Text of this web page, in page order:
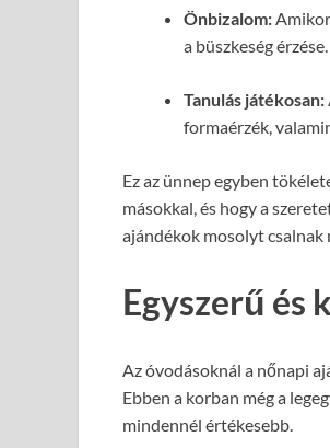
Önbizalom:
a büszkeség érzése.
Tanulás játékosan:
formaérzék,
Ez az ünnep egyben
másokkal, és hogy a
ajándékok mosolyt csalnak
Egyszerű és
Az óvodásoknál a nőnapi
Ebben a korban még a
mindennél értékesebb.